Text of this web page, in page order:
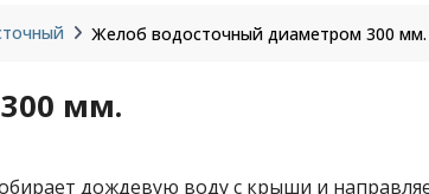
Желоб водосточный диаметром 300 мм.
мм.
дождевую воду с крыши и